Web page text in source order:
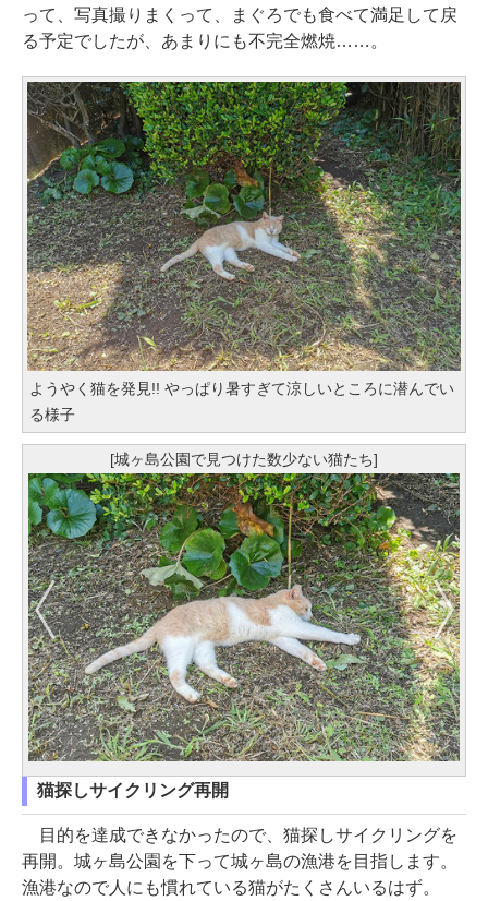
って、写真撮りまくって、まぐろでも食べて満足して戻
る予定でしたが、あまりにも不完全燃焼……。
ようやく猫を発見!! やっぱり暑すぎて涼しいところに潜んでい
る様子
[城ヶ島公園で見つけた数少ない猫たち]
猫探しサイクリング再開
目的を達成できなかったので、猫探しサイクリングを
再開。城ヶ島公園を下って城ヶ島の漁港を目指します。
漁港なので人にも慣れている猫がたくさんいるはず。